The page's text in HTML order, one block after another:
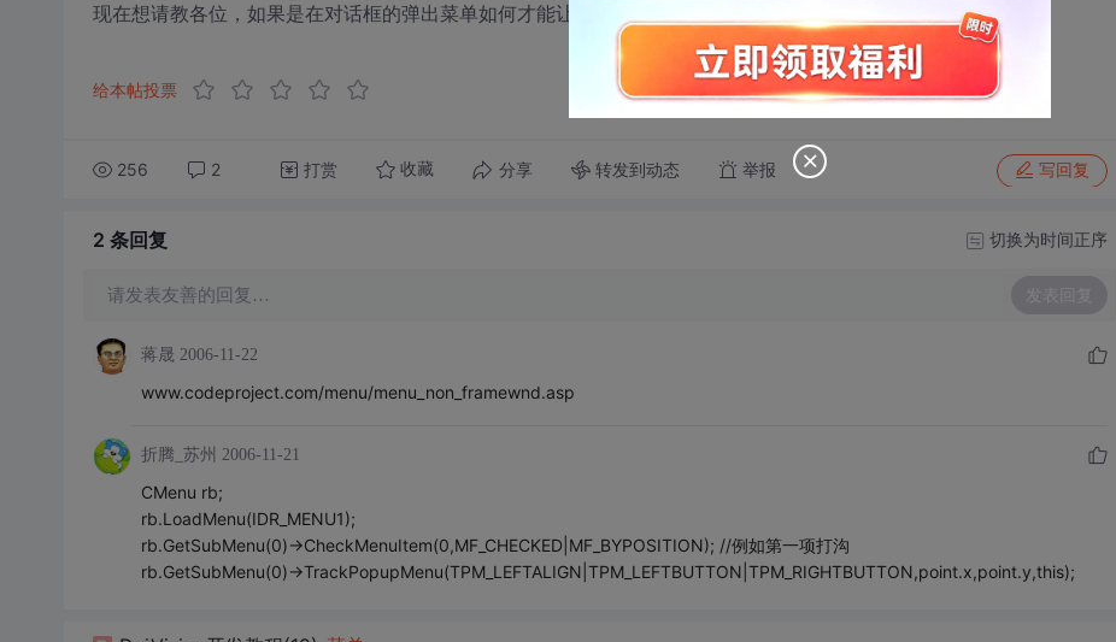
现在想请教各位，如果是在对话框的弹出菜单如何才能让菜单显示小勾。谢谢
给本帖投票
256 2 打赏 收藏 分享 转发到动态 举报 写回复
2 条回复 切换为时间正序
请发表友善的回复… 发表回复
蒋晟 2006-11-22
www.codeproject.com/menu/menu_non_framewnd.asp
折腾_苏州 2006-11-21
CMenu rb;
rb.LoadMenu(IDR_MENU1);
rb.GetSubMenu(0)->CheckMenuItem(0,MF_CHECKED|MF_BYPOSITION); //例如第一项打沟
rb.GetSubMenu(0)->TrackPopupMenu(TPM_LEFTALIGN|TPM_LEFTBUTTON|TPM_RIGHTBUTTON,point.x,point.y,this);